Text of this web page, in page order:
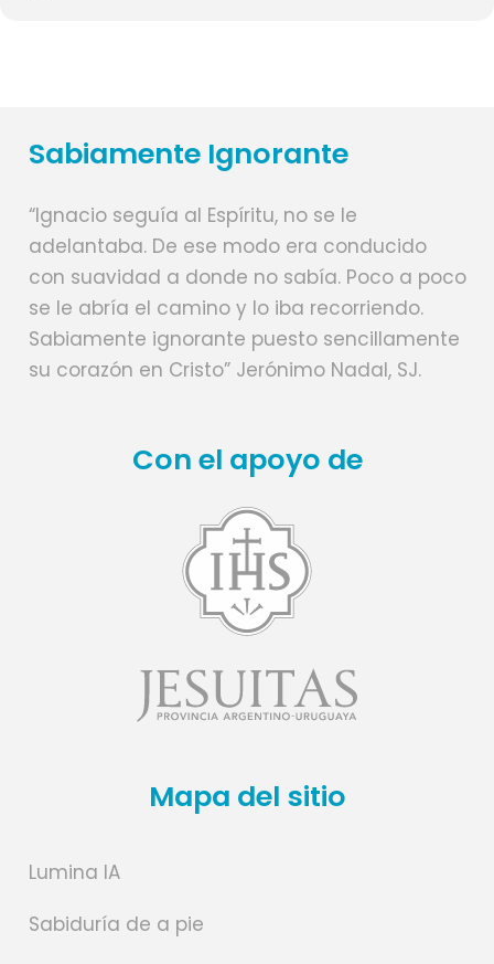
Sabiamente Ignorante
“Ignacio seguía al Espíritu, no se le
adelantaba. De ese modo era conducido
con suavidad a donde no sabía. Poco a poco
se le abría el camino y lo iba recorriendo.
Sabiamente ignorante puesto sencillamente
su corazón en Cristo” Jerónimo Nadal, SJ.
Con el apoyo de
Mapa del sitio
Lumina IA
Sabiduría de a pie